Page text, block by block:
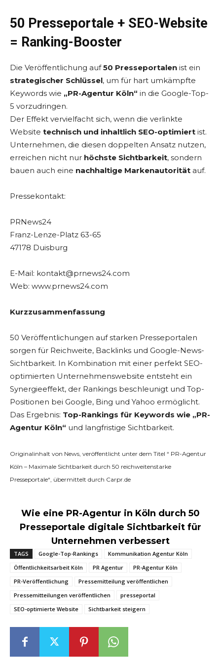
50 Presseportale + SEO-Website
= Ranking-Booster
Die Veröffentlichung auf50 Presseportalen ist ein
strategischer Schlüssel, um für hart umkämpfte
Keywords wie „PR-Agentur Köln“ in die Google-Top-
5 vorzudringen.
Der Effekt vervielfacht sich, wenn die verlinkte
Website technisch und inhaltlich SEO-optimiert ist.
Unternehmen, die diesen doppelten Ansatz nutzen,
erreichen nicht nur höchste Sichtbarkeit, sondern
bauen auch eine nachhaltige Markenautorität auf.
Pressekontakt:
PRNews24
Franz-Lenze-Platz 63-65
47178 Duisburg
E-Mail: kontakt@prnews24.com
Web: www.prnews24.com
Kurzzusammenfassung
50 Veröffentlichungen auf starken Presseportalen
sorgen für Reichweite, Backlinks und Google-News-
Sichtbarkeit. In Kombination mit einer perfekt SEO-
optimierten Unternehmenswebsite entsteht ein
Synergieeffekt, der Rankings beschleunigt und Top-
Positionen bei Google, Bing und Yahoo ermöglicht.
Das Ergebnis: Top-Rankings für Keywords wie „PR-
Agentur Köln“ und langfristige Sichtbarkeit.
Originalinhalt von News, veröffentlicht unter dem Titel “ PR-Agentur
Köln – Maximale Sichtbarkeit durch 50 reichweitenstarke
Presseportale“, übermittelt durch Carpr.de
Wie eine PR-Agentur in Köln durch 50
Presseportale digitale Sichtbarkeit für
Unternehmen verbessert
TAGS Google-Top-Rankings
Kommunikation Agentur Köln
Öffentlichkeitsarbeit Köln
PR Agentur
PR-Agentur Köln
PR-Veröffentlichung
Pressemitteilung veröffentlichen
Pressemitteilungen veröffentlichen
presseportal
SEO-optimierte Website
Sichtbarkeit steigern